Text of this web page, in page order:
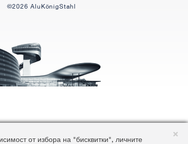
©2026 AluKönigStahl
от избора на "бисквитки", личните